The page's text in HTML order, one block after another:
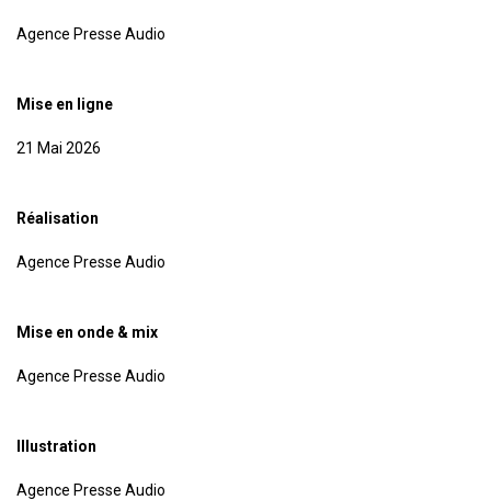
Agence Presse Audio
Mise en ligne
21 Mai 2026
Réalisation
Agence Presse Audio
Mise en onde & mix
Agence Presse Audio
Illustration
Agence Presse Audio